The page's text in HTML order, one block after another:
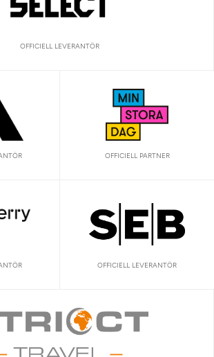
OFFICIELL LEVERANTÖR
OFFICIELL PARTNER
OFFICIELL LEVERANTÖR